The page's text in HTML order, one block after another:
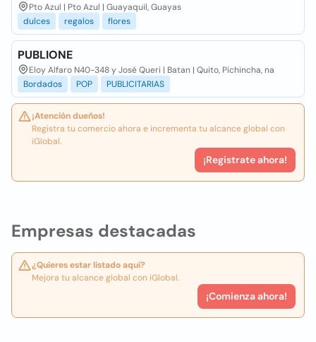
Empresas destacadas
¿Quieres estar listado aquí?
Mejora tu alcance global con iGlobal.
¡Comienza ahora!
Pto Azul | Pto Azul | Guayaquil, Guayas
dulces
regalos flores
PUBLIONE
Eloy Alfaro N40-348 y José Queri | Batan | Quito, Pichincha, na
Bordados
POP PUBLICITARIAS
¡Atención dueños!
Registra tu comercio ahora e incrementa tu alcance global con
iGlobal.
¡Registrate ahora!